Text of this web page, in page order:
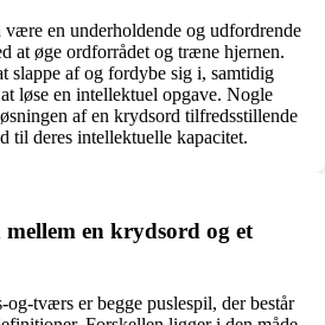
en underholdende og udfordrende
at øge ordforrådet og træne hjernen.
slappe af og fordybe sig i, samtidig
løse en intellektuel opgave. Nogle
af en krydsord tilfredsstillende
til deres intellektuelle kapacitet.
en krydsord og et
tværs er begge puslespil, der består